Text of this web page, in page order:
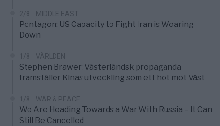
2/8 MIDDLE EAST
Pentagon: US Capacity to Fight Iran is Wearing
Down
1/8 VÄRLDEN
Stephen Brawer: Västerländsk propaganda
framställer Kinas utveckling som ett hot mot Väst
1/8 WAR & PEACE
We Are Heading Towards a War With Russia – It Can
Still Be Cancelled